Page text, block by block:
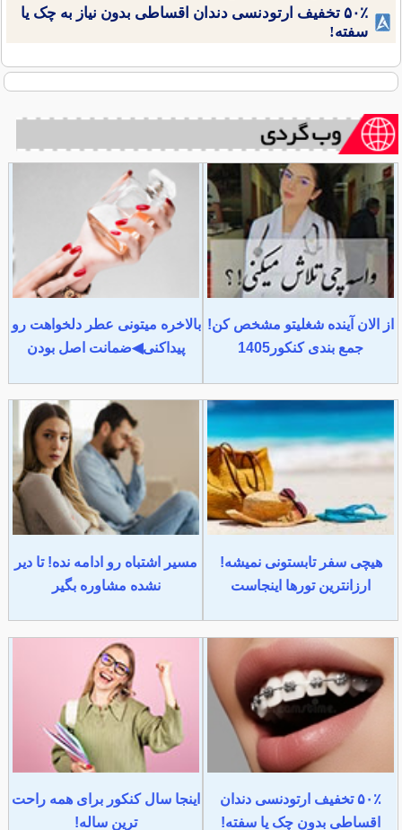
۵۰٪ تخفیف ارتودنسی دندان اقساطی بدون نیاز به چک یا
سفته!
از الان آینده شغلیتو مشخص کن!
جمع بندی کنکور1405
بالاخره میتونی عطر دلخواهت رو
پیداکنی◀ضمانت اصل بودن
هیچی سفر تابستونی نمیشه!
ارزانترین تورها اینجاست
مسیر اشتباه رو ادامه نده! تا دیر
نشده مشاوره بگیر
۵۰٪ تخفیف ارتودنسی دندان
اقساطی بدون چک یا سفته!
اینجا سال کنکور برای همه راحت
ترین ساله!